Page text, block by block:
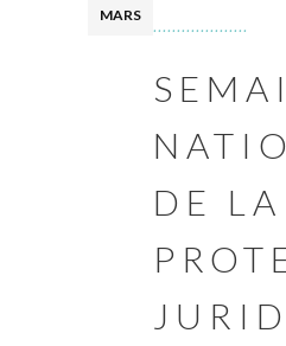
MARS
DE LA